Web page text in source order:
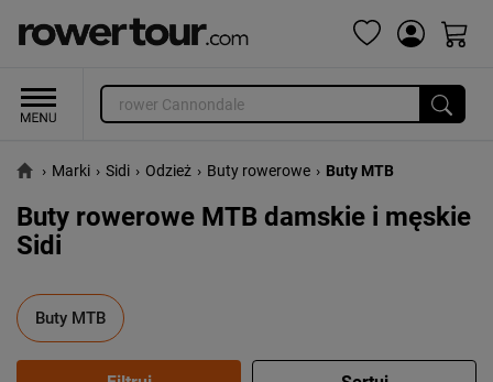
› Marki › Sidi › Odzież › Buty rowerowe › Buty MTB
Buty rowerowe MTB damskie i męskie
Sidi
Buty MTB